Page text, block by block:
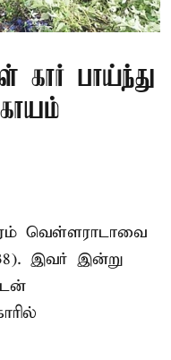
கார் பாய்ந்து
வெள்ளராடாவை
இவர் இன்று